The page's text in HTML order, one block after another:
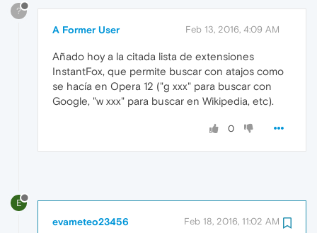
?
A Former User Feb 13, 2016, 4:09 AM
Añado hoy a la citada lista de extensiones
InstantFox, que permite buscar con atajos como
se hacía en Opera 12 ("g xxx" para buscar con
Google, "w xxx" para buscar en Wikipedia, etc).
0
E
evameteo23456 Feb 18, 2016, 11:02 AM